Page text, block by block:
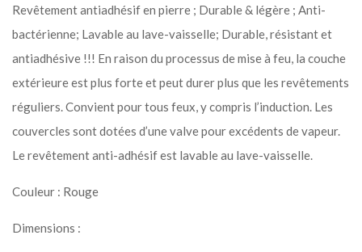
Revêtement antiadhésif en pierre ; Durable & légère ; Anti-
bactérienne; Lavable au lave-vaisselle; Durable, résistant et
antiadhésive !!! En raison du processus de mise à feu, la couche
extérieure est plus forte et peut durer plus que les revêtements
réguliers. Convient pour tous feux, y compris l’induction. Les
couvercles sont dotées d’une valve pour excédents de vapeur.
Le revêtement anti-adhésif est lavable au lave-vaisselle.
Couleur : Rouge
Dimensions :